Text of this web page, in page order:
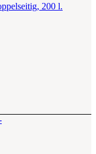
200 l.